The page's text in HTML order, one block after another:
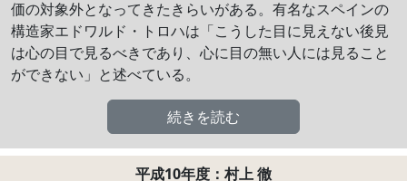
価の対象外となってきたきらいがある。有名なスペインの
構造家エドワルド・トロハは「こうした目に見えない後見
は心の目で見るべきであり、心に目の無い人には見ること
ができない」と述べている。
続きを読む
平成10年度：村上 徹